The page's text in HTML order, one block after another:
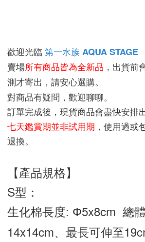
歡迎光臨 第一水族AQUA STAGE
賣場所有商品皆為全新品 ，出貨前
測才寄出，請安心選購。
對商品有疑問，歡迎聊聊。
訂單完成後，現貨商品會盡快安排出
七天鑑賞期並非試用期 ，使用過或
退換。
【產品規格】
S型：
生化棉長度: Φ5x8cm  總
14x14cm、最長可伸至